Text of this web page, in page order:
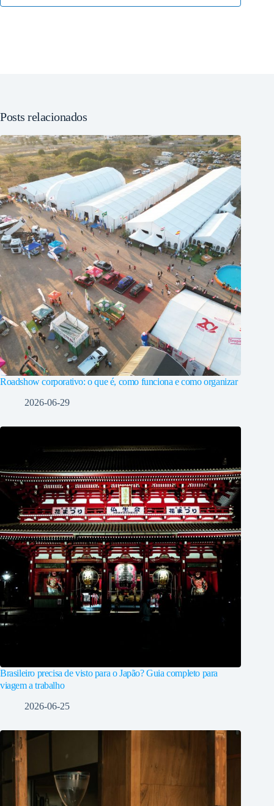
Posts relacionados
Roadshow corporativo: o que é, como funciona e como organizar
2026-06-29
Brasileiro precisa de visto para o Japão? Guia completo para
viagem a trabalho
2026-06-25